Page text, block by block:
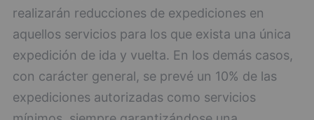
realizarán reducciones de expediciones en
aquellos servicios para los que exista una única
expedición de ida y vuelta. En los demás casos,
con carácter general, se prevé un 10% de las
expediciones autorizadas como servicios